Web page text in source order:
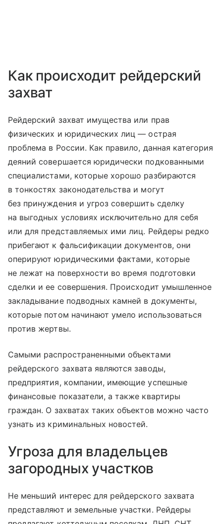
Как происходит рейдерский
захват
Рейдерский захват имущества или прав
физических и юридических лиц — острая
проблема в России. Как правило, данная категория
деяний совершается юридически подкованными
специалистами, которые хорошо разбираются
в тонкостях законодательства и могут
без принуждения и угроз совершить сделку
на выгодных условиях исключительно для себя
или для представляемых ими лиц. Рейдеры редко
прибегают к фальсификации документов, они
оперируют юридическими фактами, которые
не лежат на поверхности во время подготовки
сделки и ее совершения. Происходит умышленное
закладывание подводных камней в документы,
которые потом начинают умело использоваться
против жертвы.
Самыми распространенными объектами
рейдерского захвата являются заводы,
предприятия, компании, имеющие успешные
финансовые показатели, а также квартиры
граждан. О захватах таких объектов можно часто
узнать из криминальных новостей.
Угроза для владельцев
загородных участков
Не меньший интерес для рейдерского захвата
представляют и земельные участки. Рейдеры